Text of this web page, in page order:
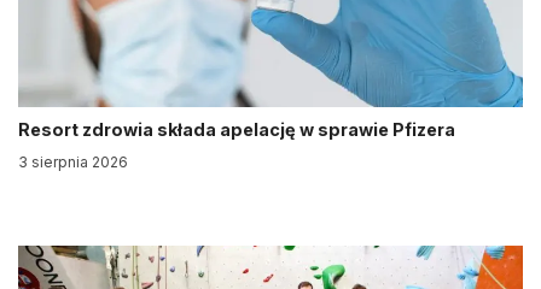
Resort zdrowia składa apelację w sprawie Pfizera
3 sierpnia 2026